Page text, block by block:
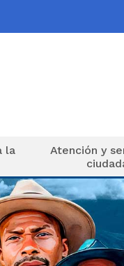
la
Atención y